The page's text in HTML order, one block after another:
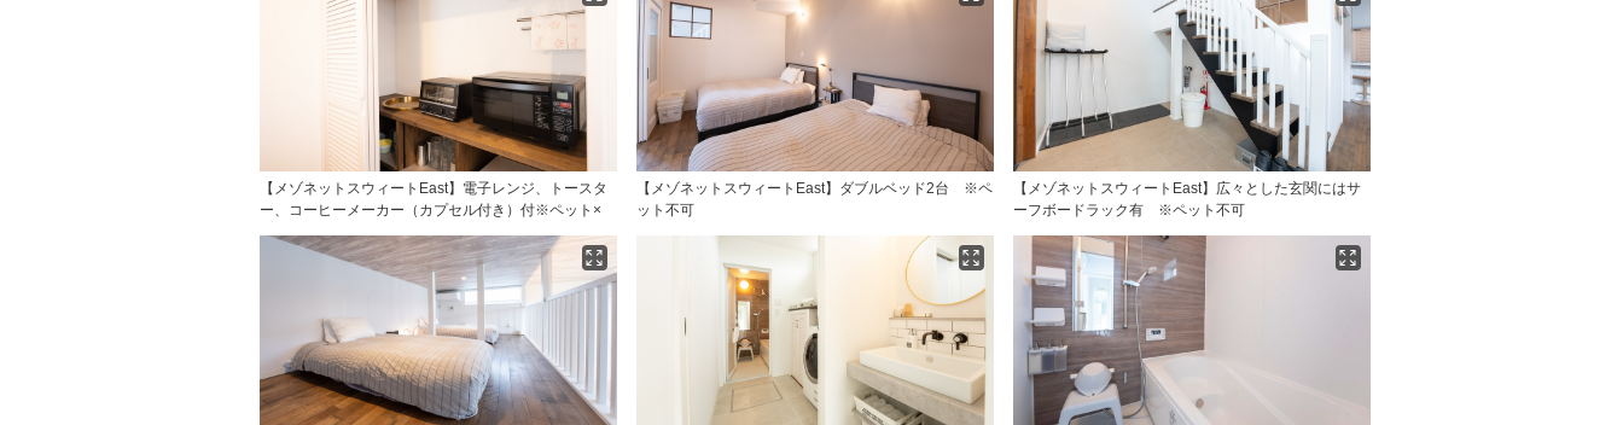
【メゾネットスウィートEast】電子レンジ、トースタ
ー、コーヒーメーカー（カプセル付き）付※ペット×
【メゾネットスウィートEast】ダブルベッド2台 ※ペ
ット不可
【メゾネットスウィートEast】広々とした玄関にはサ
ーフボードラック有 ※ペット不可